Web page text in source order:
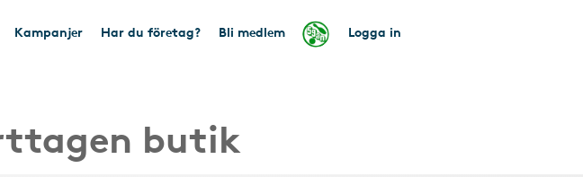
Kampanjer Har du företag? Bli medlem Logga in
butik